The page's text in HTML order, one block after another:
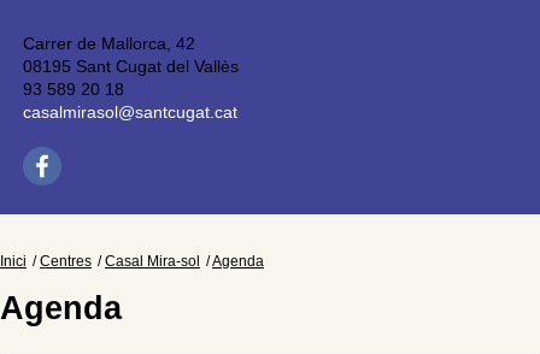
Carrer de Mallorca, 42
08195 Sant Cugat del Vallès
93 589 20 18
casalmirasol@santcugat.cat
Inici Centres Casal Mira-sol Agenda
Agenda